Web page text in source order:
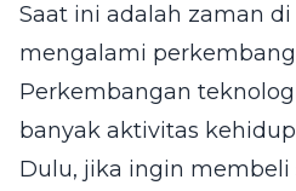
Saat ini adalah zaman
mengalami
Perkembangan
banyak aktivitas
Dulu, jika ingin membeli